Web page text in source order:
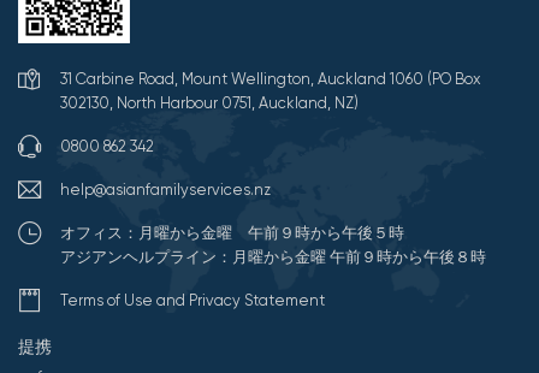
31 Carbine Road, Mount Wellington, Auckland 1060 (PO Box
302130, North Harbour 0751, Auckland, NZ)
0800 862 342
help@asianfamilyservices.nz
オフィス：月曜から金曜 午前９時から午後５時
アジアンヘルプライン：月曜から金曜 午前９時から午後８時
Terms of Use and Privacy Statement
提携